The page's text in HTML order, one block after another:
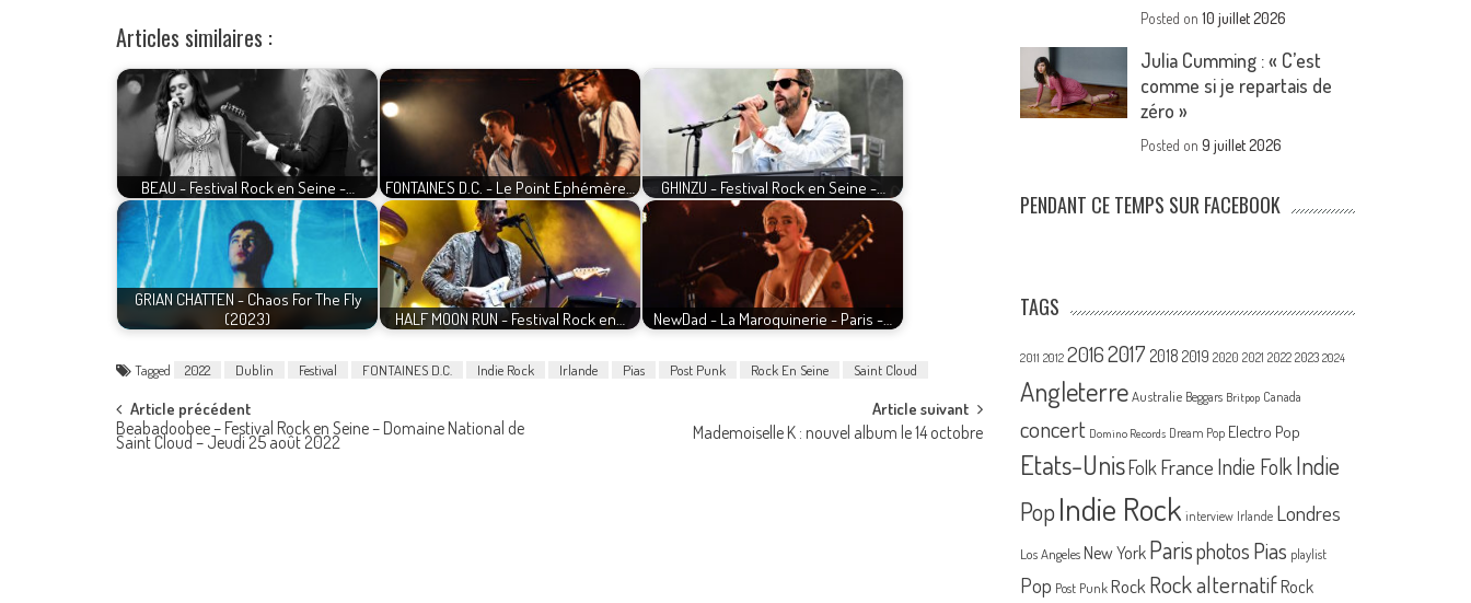
Articles similaires :
BEAU - Festival Rock en Seine -… FONTAINES D.C. - Le Point Ephémère… GHINZU - Festival Rock en Seine -…
GRIAN CHATTEN - Chaos For The Fly
(2023)
HALF MOON RUN - Festival Rock en… NewDad - La Maroquinerie - Paris -…
Tagged 2022 Dublin Festival FONTAINES D.C. Indie Rock Irlande Pias Post Punk Rock En Seine Saint Cloud
Post
navigation
Article précédent
Beabadoobee – Festival Rock en Seine – Domaine National de
Saint Cloud – Jeudi 25 août 2022
Article suivant
Mademoiselle K : nouvel album le 14 octobre
Posted on10 juillet 2026
Julia Cumming : « C’est
comme si je repartais de
zéro »
Posted on9 juillet 2026
PENDANT CE TEMPS SUR FACEBOOK
TAGS
2011 2012 20162017 2018 2019 2020 2021 2022 2023 2024
Angleterre Australie Beggars Britpop Canada
concert Domino Records Dream Pop Electro Pop
Etats-UnisFolk France Indie FolkIndie
PopIndie Rock interview Irlande Londres
Los Angeles New York Parisphotos Pias playlist
Pop Post Punk Rock Rock alternatif Rock